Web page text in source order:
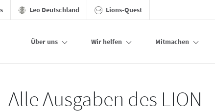
Leo Deutschland Lions-Quest
Über uns Wir helfen Mitmachen
Alle Ausgaben des LION